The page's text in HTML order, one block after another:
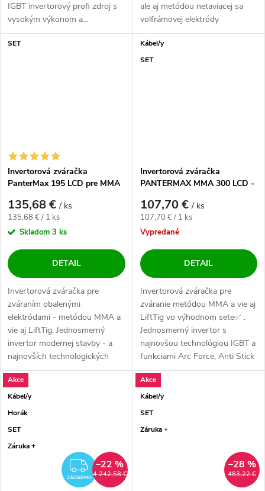
IGBT invertorový profi zdroj s
vysokým výkonom a...
ale aj metódou netaviacej sa
volfrámovej elektródy
(LiftTIG)....
SET
Invertorová zváračka
PanterMax 195 LCD pre MMA
135,68 €/ ks
Jednotková cena:
135,68 € / 1 ks
Skladom 3 ks
DETAIL
Invertorová zváračka pre
zváraním obalenými
elektródami - metódou MMA a
vie aj LiftTig. Jednosmerný
invertor modernej stavby - a
najnovších technologických
komponentov s...
Kábel/y
SET
Invertorová zváračka
PANTERMAX MMA 300 LCD -
107,70 €/ ks
Jednotková cena:
107,70 € / 1 ks
Vypredané
DETAIL
Invertorová zváračka pre
zváranie metódou MMA a vie aj
LiftTig vo výhodnom sete✅ .
Jednosmerný invertor s
najnovšou technológiou IGBT a
funkciami Arc Force, Anti Stick
a Hot...
Akce
Kábel/y
Horák
SET
Záruka +
ZADARMO
ZADARMO4 242,58 €
–22 %
Akce
Kábel/y
SET
Záruka +
483,22 €
–28 %